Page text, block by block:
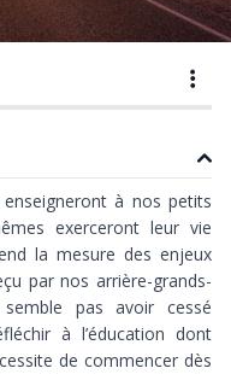
enseigneront à nos petits
exerceront leur vie
la mesure des enjeux
par nos arrière-grands-
pas avoir cessé
à l’éducation dont
de commencer dès